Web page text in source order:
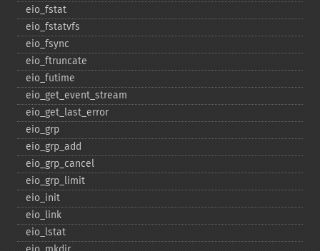
eio_​fstat
eio_​fstatvfs
eio_​fsync
eio_​ftruncate
eio_​futime
eio_​get_​event_​stream
eio_​get_​last_​error
eio_​grp
eio_​grp_​add
eio_​grp_​cancel
eio_​grp_​limit
eio_​init
eio_​link
eio_​lstat